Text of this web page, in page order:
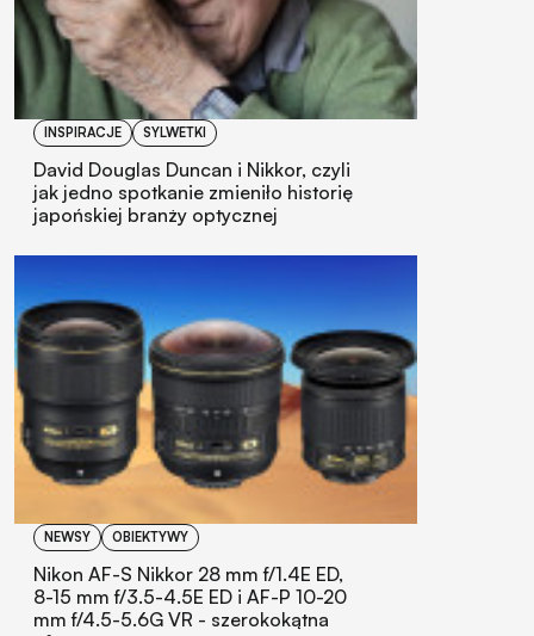
INSPIRACJE SYLWETKI
David Douglas Duncan i Nikkor, czyli
jak jedno spotkanie zmieniło historię
japońskiej branży optycznej
NEWSY OBIEKTYWY
Nikon AF-S Nikkor 28 mm f/1.4E ED,
8-15 mm f/3.5-4.5E ED i AF-P 10-20
mm f/4.5-5.6G VR - szerokokątna